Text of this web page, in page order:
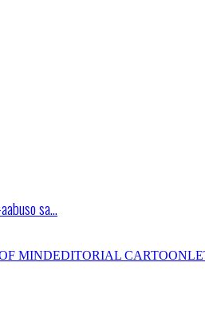
sa…
MINDEDITORIAL CARTOON